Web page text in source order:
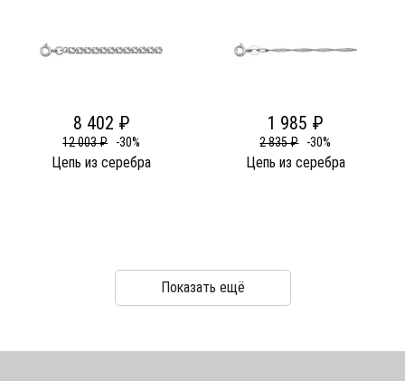
8 402 ₽
12 003 ₽ -30%
Цепь из серебра
1 985 ₽
2 835 ₽ -30%
Цепь из серебра
Показать ещё